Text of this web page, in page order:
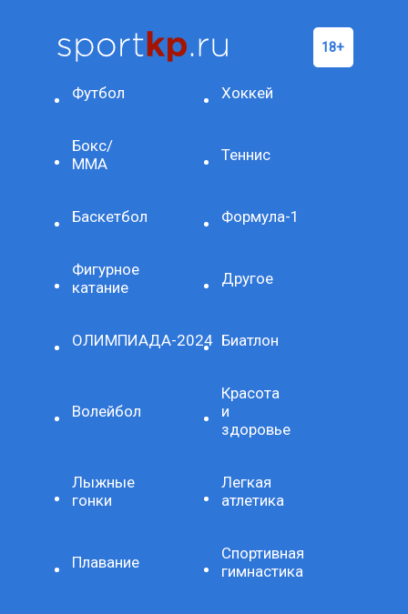
Футбол Хоккей
Бокс/
ММА
Теннис
Баскетбол Формула-1
Фигурное
катание
Другое
ОЛИМПИАДА-2024 Биатлон
Волейбол
Красота
и
здоровье
Лыжные
гонки
Легкая
атлетика
Плавание
Спортивная
гимнастика